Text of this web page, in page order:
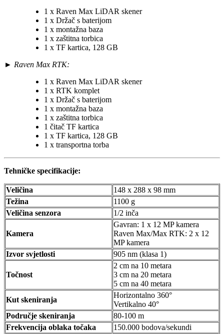
1 x Raven Max LiDAR skener
1 x Držač s baterijom
1 x montažna baza
1 x zaštitna torbica
1 x TF kartica, 128 GB
► Raven Max RTK:
1 x Raven Max LiDAR skener
1 x RTK komplet
1 x Držač s baterijom
1 x montažna baza
1 x zaštitna torbica
1 čitač TF kartica
1 x TF kartica, 128 GB
1 x transportna torba
Tehničke specifikacije:
Veličina
148 x 288 x 98 mm
Težina
1100 g
Veličina senzora
1/2 inča
Kamera
Gavran: 1 x 12 MP kamera
Raven Max/Max RTK: 2 x 12
MP kamera
Izvor svjetlosti
905 nm (klasa 1)
Točnost
2 cm na 10 metara
3 cm na 20 metara
5 cm na 40 metara
Kut skeniranja
Horizontalno 360°
Vertikalno 40°
Područje skeniranja
80-100 m
Frekvencija oblaka točaka
150.000 bodova/sekundi